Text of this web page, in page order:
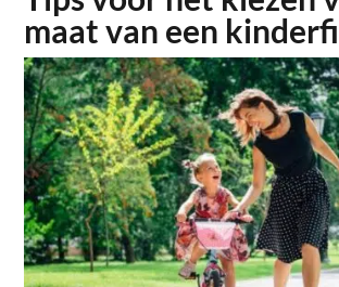
maat van een